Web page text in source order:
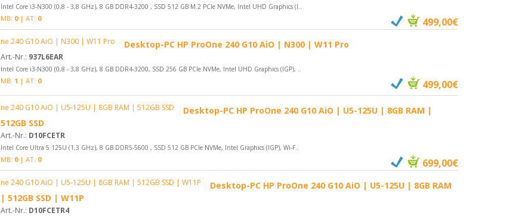
Intel Core i3-N300 (0,8 - 3,8 GHz), 8 GB DDR4-3200 , SSD 512 GB M.2 PCIe NVMe, Intel UHD Graphics (I..
MB: 0| AT: 0 499,00€
Desktop-PC HP ProOne 240 G10 AiO | N300 | W11 Pro
Art.-Nr.: 937L6EAR
Intel Core i3-N300 (0,8 - 3,8 GHz), 8 GB DDR4-3200, SSD 256 GB PCIe NVMe, Intel UHD Graphics (IGP), ..
MB: 1 | AT: 0 499,00€
Desktop-PC HP ProOne 240 G10 AiO | U5-125U | 8GB RAM |
512GB SSD
Art.-Nr.: D10FCETR
Intel Core Ultra 5 125U (1,3 GHz), 8 GB DDR5-5600 , SSD 512 GB PCIe NVMe, Intel Graphics (IGP), Wi-F..
MB: 0| AT: 0 699,00€
Desktop-PC HP ProOne 240 G10 AiO | U5-125U | 8GB RAM
| 512GB SSD | W11P
Art.-Nr.: D10FCETR4